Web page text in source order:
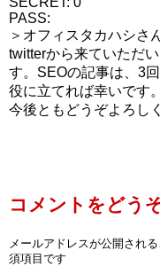
PASS:
＞オフィスタカハシさ
twitterから来ていただ
す。SEOの記事は、3
役に立てれば幸いです。
今後ともどうぞよろし
コメントをどう
メールアドレスが公開される
須項目です